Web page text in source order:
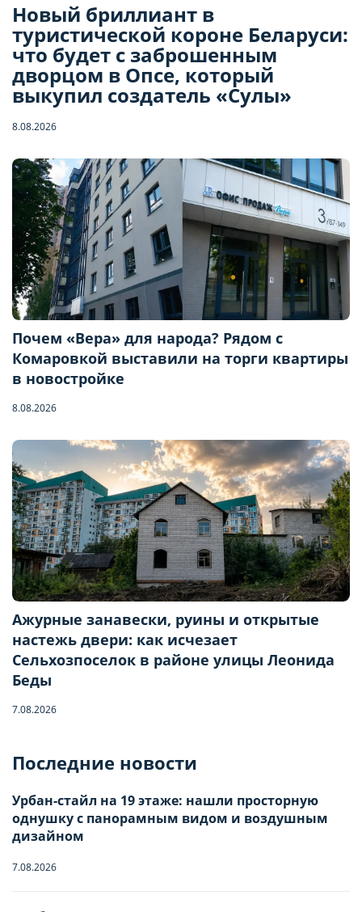
Новый бриллиант в
туристической короне Беларуси:
что будет с заброшенным
дворцом в Опсе, который
выкупил создатель «Сулы»
8.08.2026
Почем «Вера» для народа? Рядом с
Комаровкой выставили на торги квартиры
в новостройке
8.08.2026
Ажурные занавески, руины и открытые
настежь двери: как исчезает
Сельхозпоселок в районе улицы Леонида
Беды
7.08.2026
Последние новости
Урбан-стайл на 19 этаже: нашли просторную
однушку с панорамным видом и воздушным
дизайном
7.08.2026
Отправьте запрос, чтобы забронировать
Количество гостей